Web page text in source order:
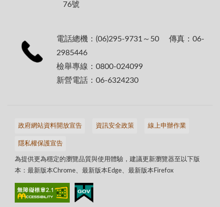
76號
電話總機：(06)295-9731～50 傳真：06-
2985446
檢舉專線：0800-024099
新營電話：06-6324230
政府網站資料開放宣告 資訊安全政策 線上申辦作業
隱私權保護宣告
為提供更為穩定的瀏覽品質與使用體驗，建議更新瀏覽器至以下版
本：最新版本Chrome、最新版本Edge、最新版本Firefox